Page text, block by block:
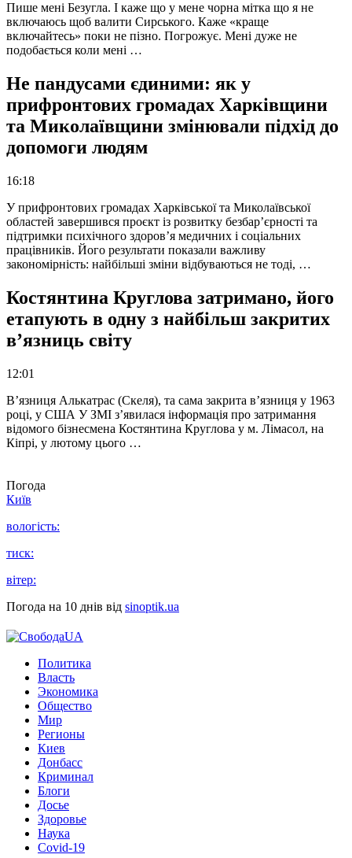
Пише мені Безугла. І каже що у мене чорна мітка що я не
включаюсь щоб валити Сирського. Каже «краще
включайтесь» поки не пізно. Погрожує. Мені дуже не
подобається коли мені …
Не пандусами єдиними: як у
прифронтових громадах Харківщини
та Миколаївщини змінювали підхід до
допомоги людям
16:18
У прифронтових громадах Харківської та Миколаївської
областей завершився проєкт із розвитку безбар’єрності та
підтримки психічного здоров’я медичних і соціальних
працівників. Його результати показали важливу
закономірність: найбільші зміни відбуваються не тоді, …
Костянтина Круглова затримано, його
етапують в одну з найбільш закритих
в’язниць світу
12:01
В’язниця Алькатрас (Скеля), та сама закрита в’язниця у 1963
році, у США У ЗМІ з’явилася інформація про затримання
відомого бізнесмена Костянтина Круглова у м. Лімасол, на
Кіпрі, у лютому цього …
Погода
Київ
вологість:
тиск:
вітер:
Погода на 10 днів від sinoptik.ua
Политика
Власть
Экономика
Общество
Мир
Регионы
Киев
Донбасс
Криминал
Блоги
Досье
Здоровье
Наука
Covid-19